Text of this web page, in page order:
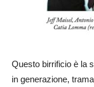
Questo birrificio è la
in generazione,